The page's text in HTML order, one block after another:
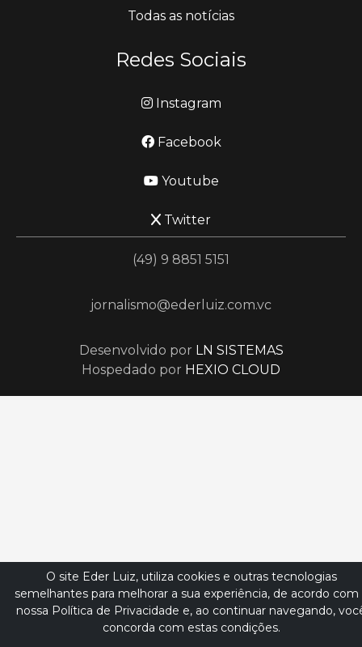
Todas as notícias
Redes Sociais
Instagram
Facebook
Youtube
Twitter
(49) 9 8851 5151
jornalismo@ederluiz.com.vc
Desenvolvido por LN SISTEMAS
Hospedado por HEXIO CLOUD
O site Eder Luiz, utiliza cookies e outras tecnologias
semelhantes para melhorar a sua experiência, de acordo com
nossa Política de Privacidade e, ao continuar navegando,
concorda com estas condições.